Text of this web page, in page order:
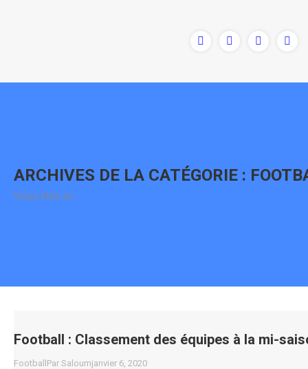
ARCHIVES DE LA CATÉGORIE :
Vous êtes ici :
Football : Classement des équipes à la mi-
FootballPar Saloumjanvier 6, 2020